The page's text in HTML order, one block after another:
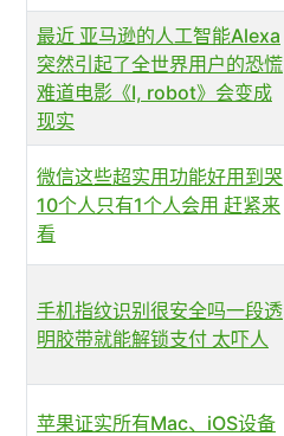
最近 亚马逊的人工智能Alexa
突然引起了全世界用户的恐慌
难道电影《I, robot》会变成
现实
微信这些超实用功能好用到哭
10个人只有1个人会用 赶紧来
看
手机指纹识别很安全吗一段透
明胶带就能解锁支付 太吓人
苹果证实所有Mac、iOS设备